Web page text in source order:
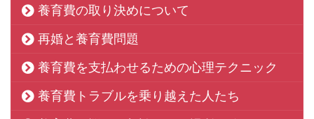
養育費の取り決めについて
再婚と養育費問題
養育費を支払わせるための心理テクニック
養育費トラブルを乗り越えた人たち